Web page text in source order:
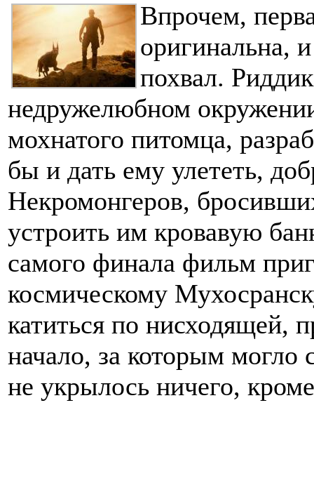
Впрочем,
оригинальна,
похвал.
недружелюбном
мохнатого питомца,
бы и дать ему улететь,
Некромонгеров,
устроить им кровавую
самого финала фильм
космическому
катиться по нисходящей,
начало, за которым могло
не укрылось ничего,